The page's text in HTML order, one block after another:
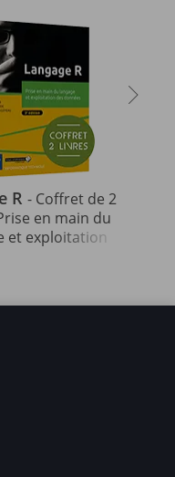
R - Coffret de 2
en main du
et exploitation